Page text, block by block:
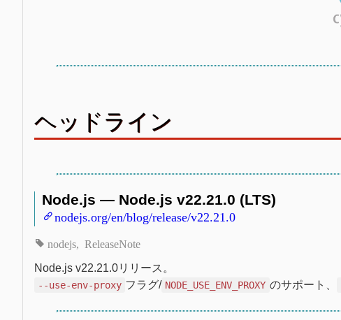
ヘッドライン
Node.js — Node.js v22.21.0 (LTS)
nodejs.org/en/blog/release/v22.21.0
nodejs ReleaseNote
Node.js v22.21.0リリース。
--use-env-proxy フラグ/ NODE_USE_ENV_PROXY のサポート、